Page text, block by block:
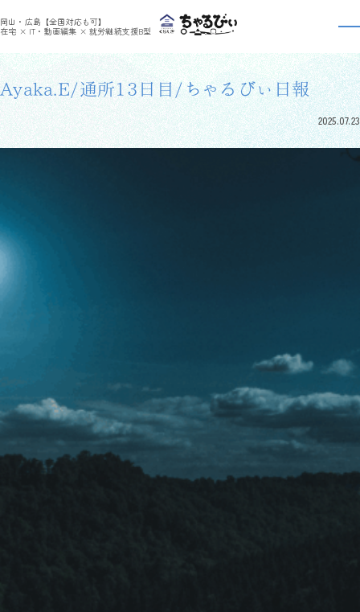
岡山・広島【全国対応も可】
在宅 × IT・動画編集 × 就労継続支援B型
利用者さんの日報 >
利用者さんの日報
Ayaka.E/通所13日目/ちゃるびぃ日報
2025.07.23